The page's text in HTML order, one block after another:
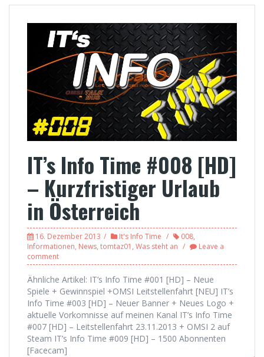
IT’s Info Time #008 [HD]
– Kurzfristiger Urlaub
in Österreich
16. Dezember 2013 It's Info Time 008,
Informationen, News, tomtaz01 , Was steht an
Leave a
comment
Ähnliche Artikel: IT’s Info Time #001 [HD] – Neue
Spiele + Gewinnspiel +OMSI Leitstellenfahrt [NEU] IT’s
Info Time #003 [HD] – Neuer Banner + Neues Logo +
aktuelle Vorkomnisse auf meinen Kanal IT’s Info Time
#007 [HD] – Leitstellenfahrt 23.11.2013 + OMSI 2 auf
Steam IT’s Info Time #009 [HD] – 1500 Abonnenten
[Facecam]